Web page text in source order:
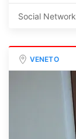
Social Network
VENETO